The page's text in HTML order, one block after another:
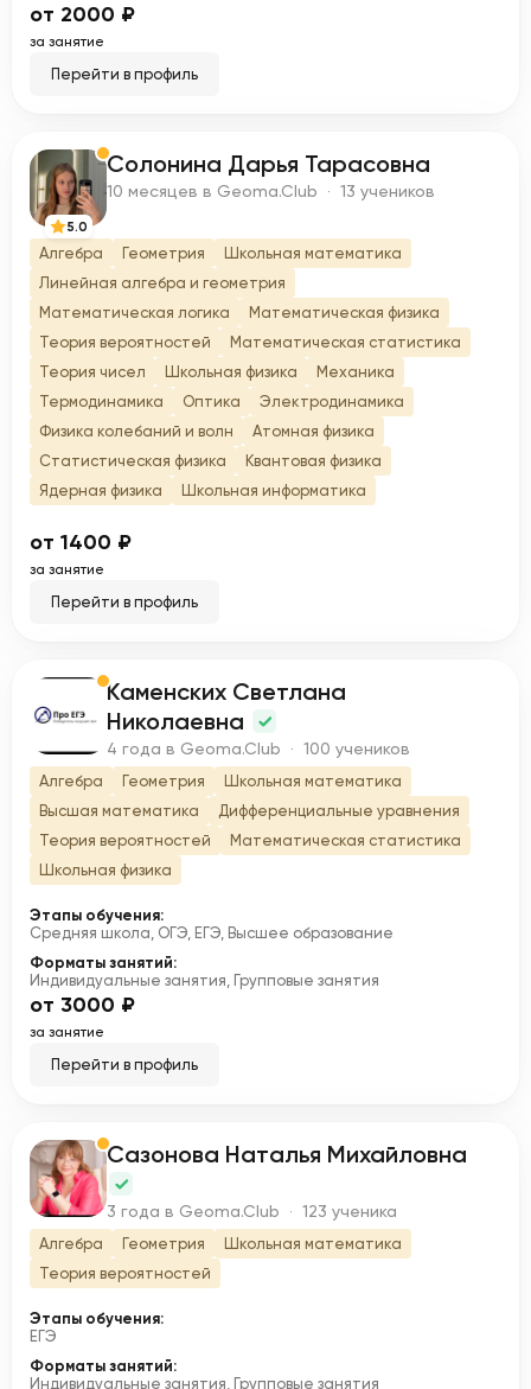
от 2000 ₽
за занятие
Перейти в профиль
С
5.0
Солонина Дарья Тарасовна
10 месяцев в Geoma.Club · 13 учеников
Алгебра Геометрия
Школьная математика
Линейная алгебра и геометрия
Математическая логика
Математическая физика
Теория вероятностей
Математическая статистика
Теория чисел
Школьная физика
Механика
Термодинамика
Оптика
Электродинамика
Физика колебаний и волн
Атомная физика
Статистическая физика
Квантовая физика
Ядерная физика
Школьная информатика
от 1400 ₽
за занятие
Перейти в профиль
К
Каменских Светлана
Николаевна
4 года в Geoma.Club · 100 учеников
Алгебра Геометрия
Школьная математика
Высшая математика
Дифференциальные уравнения
Теория вероятностей
Математическая статистика
Школьная физика
Этапы обучения:
Средняя школа, ОГЭ, ЕГЭ, Высшее образование
Форматы занятий:
Индивидуальные занятия, Групповые занятия
от 3000 ₽
за занятие
Перейти в профиль
С Сазонова Наталья Михайловна
3 года в Geoma.Club · 123 ученика
Алгебра Геометрия
Школьная математика
Теория вероятностей
Этапы обучения:
ЕГЭ
Форматы занятий:
Индивидуальные занятия, Групповые занятия